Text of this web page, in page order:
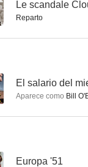
Le scandale
Reparto
El salario del
Aparece como Bill
Europa '51